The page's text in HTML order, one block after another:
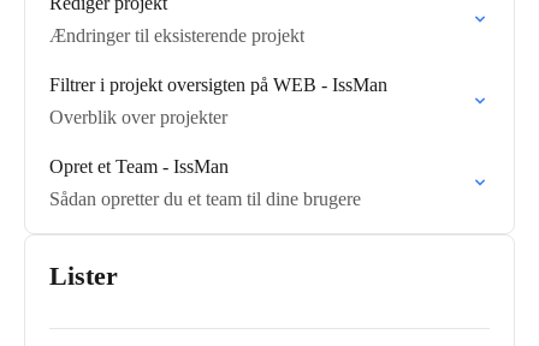
Ændringer til eksisterende projekt
Filtrer i projekt oversigten på WEB - IssMan
Overblik over projekter
Opret et Team - IssMan
Sådan opretter du et team til dine brugere
Lister